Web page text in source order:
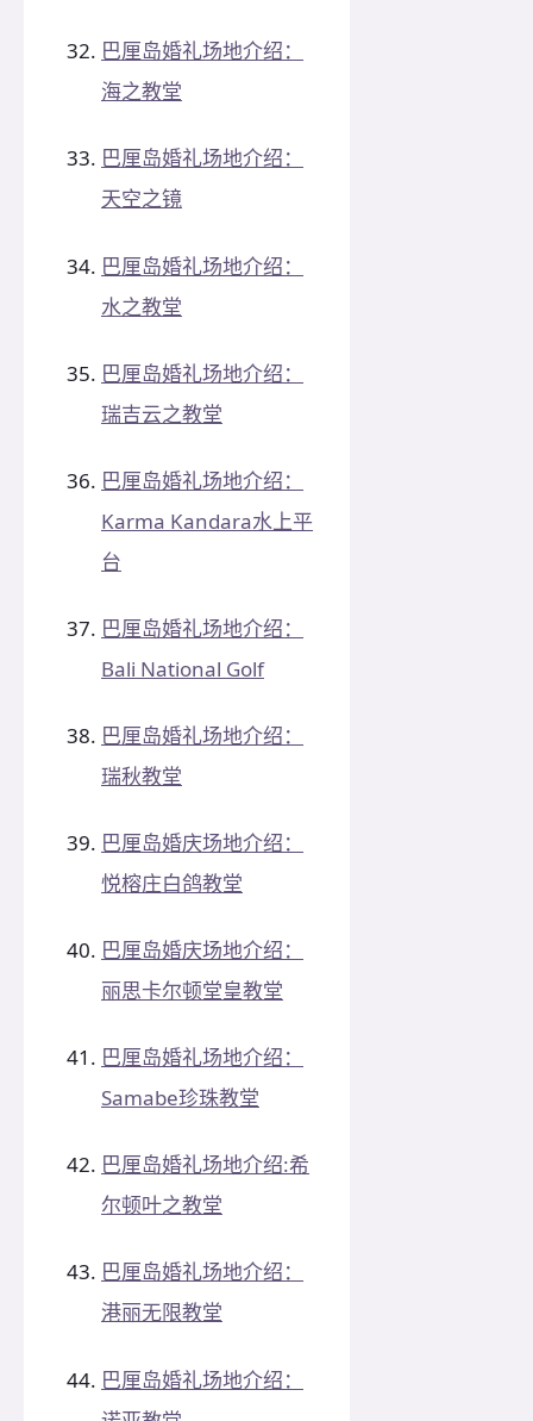
巴厘岛婚礼场地介绍：
海之教堂
巴厘岛婚礼场地介绍：
天空之镜
巴厘岛婚礼场地介绍：
水之教堂
巴厘岛婚礼场地介绍：
瑞吉云之教堂
巴厘岛婚礼场地介绍：
Karma Kandara水上平
台
巴厘岛婚礼场地介绍：
Bali National Golf
巴厘岛婚礼场地介绍：
瑞秋教堂
巴厘岛婚庆场地介绍：
悦榕庄白鸽教堂
巴厘岛婚庆场地介绍：
丽思卡尔顿堂皇教堂
巴厘岛婚礼场地介绍：
Samabe珍珠教堂
巴厘岛婚礼场地介绍:希
尔顿叶之教堂
巴厘岛婚礼场地介绍：
港丽无限教堂
巴厘岛婚礼场地介绍：